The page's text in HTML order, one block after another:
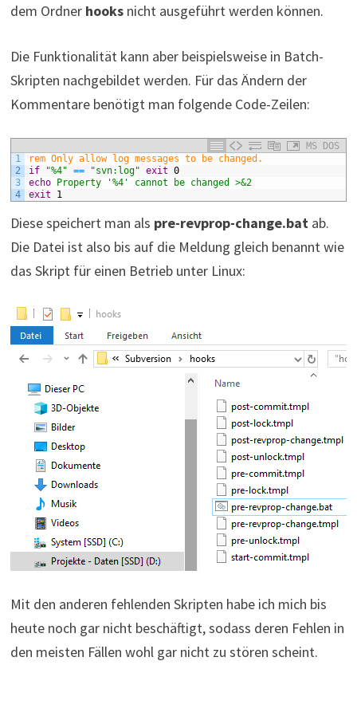
dem Ordner hooksnicht ausgeführt werden können.
Die Funktionalität kann aber beispielsweise in Batch-
Skripten nachgebildet werden. Für das Ändern der
Kommentare benötigt man folgende Code-Zeilen:
MS DOS
1
2
3
4
rem Only allow log messages to be changed.
if
"%4" == "svn:log" exit 0
echo Property '%4' cannot be changed >&2
exit
1
Diese speichert man als pre-revprop-change.bat ab.
Die Datei ist also bis auf die Meldung gleich benannt wie
das Skript für einen Betrieb unter Linux:
Mit den anderen fehlenden Skripten habe ich mich bis
heute noch gar nicht beschäftigt, sodass deren Fehlen in
den meisten Fällen wohl gar nicht zu stören scheint.